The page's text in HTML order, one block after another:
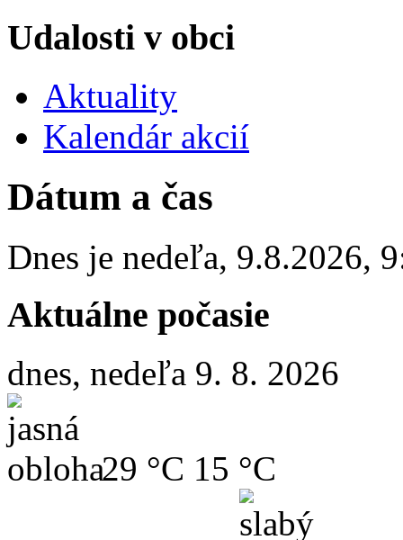
Udalosti v obci
Aktuality
Kalendár akcií
Dátum a čas
Dnes je nedeľa, 9.8.2026,
Aktuálne počasie
dnes, nedeľa 9. 8. 2026
29 °C 15 °C